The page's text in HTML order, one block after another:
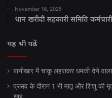
November 16, 2025
धान खरीदी सहकारी समिति
यह भी पढ़ें
बानीखार में चाकू लहराकर धमकी देने
प्रसव के दौरान 1 भी मातृ और शिशु की